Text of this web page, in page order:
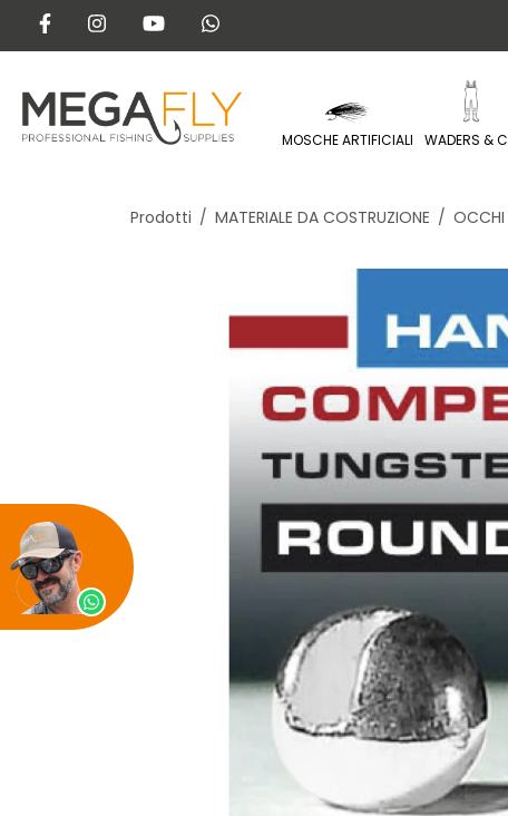
MOSCHE ARTIFICIALI WADERS &
Prodotti MATERIALE DA COSTRUZIONE OCCHI